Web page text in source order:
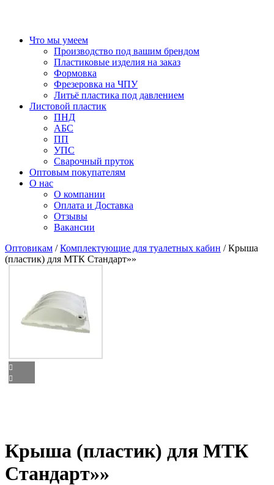
Что мы умеем
Производство под вашим брендом
Пластиковые изделия на заказ
Формовка
Фрезеровка на ЧПУ
Литьё пластика под давлением
Листовой пластик
ПНД
АБС
ПП
УПС
Сварочный пруток
Оптовым покупателям
О нас
О компании
Оплата и Доставка
Отзывы
Вакансии
Оптовикам /Комплектующие для туалетных кабин / Крыша
(пластик) для МТК Стандарт»»
Крыша (пластик) для МТК
Стандарт»»